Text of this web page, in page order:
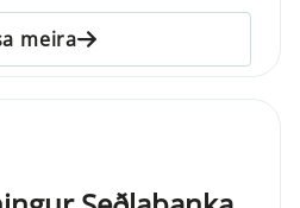
meira